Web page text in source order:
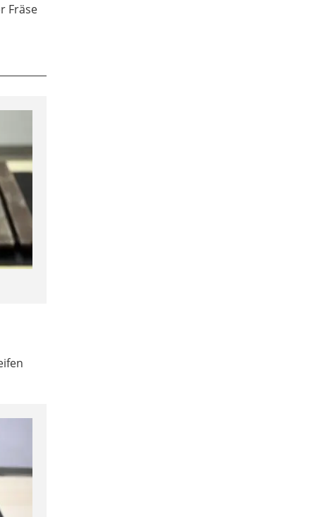
Fräse